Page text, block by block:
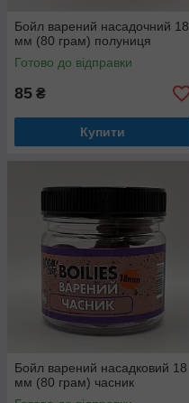
Бойл варений насадочний 18
мм (80 грам) полуниця
Готово до відправки
85 ₴
Купити
Бойл варений насадковий 18
мм (80 грам) часник